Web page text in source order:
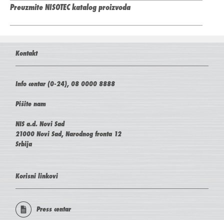
Preuzmite NISOTEC katalog proizvoda
Kontakt
Info centar (0-24), 08 0000 8888
Pišite nam
NIS a.d. Novi Sad
21000 Novi Sad, Narodnog fronta 12
Srbija
Korisni linkovi
Press centar